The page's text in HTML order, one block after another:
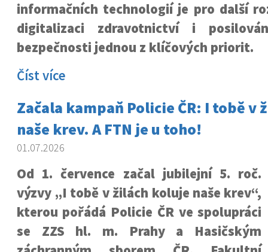
informačních technologií je pro další
digitalizaci zdravotnictví i
bezpečnosti jednou z klíčových priorit.
Číst více
Začala kampaň Policie ČR: I tobě v
naše krev. A FTN je u toho!
01.07.2026
Od 1. července začal jubilejní 5. roč.
výzvy „I tobě v žilách koluje naše krev“,
kterou pořádá Policie ČR ve spolupráci
se ZZS hl. m. Prahy a Hasičským